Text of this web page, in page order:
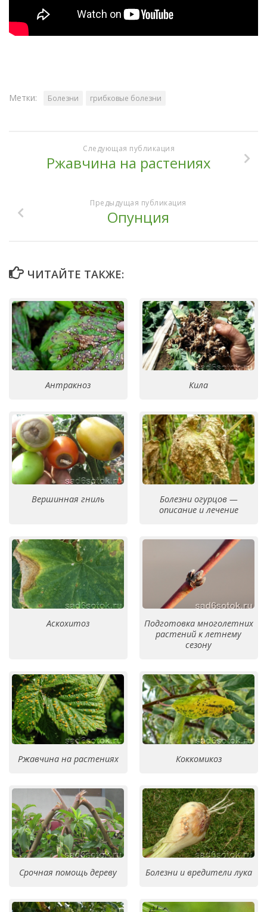
Метки: Болезни грибковые болезни
Следующая публикация
Ржавчина на растениях
Предыдущая публикация
Опунция
ЧИТАЙТЕ ТАКЖЕ:
Антракноз Кила
Вершинная гниль
Болезни огурцов —
описание и лечение
Аскохитоз
Подготовка многолетних
растений к летнему
сезону
Ржавчина на растениях Коккомикоз
Срочная помощь дереву Болезни и вредители лука